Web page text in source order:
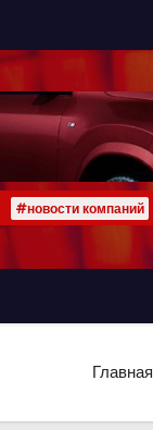
#новости компаний
Главная